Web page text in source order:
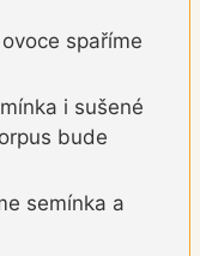
spaříme
i sušené
bude
semínka a